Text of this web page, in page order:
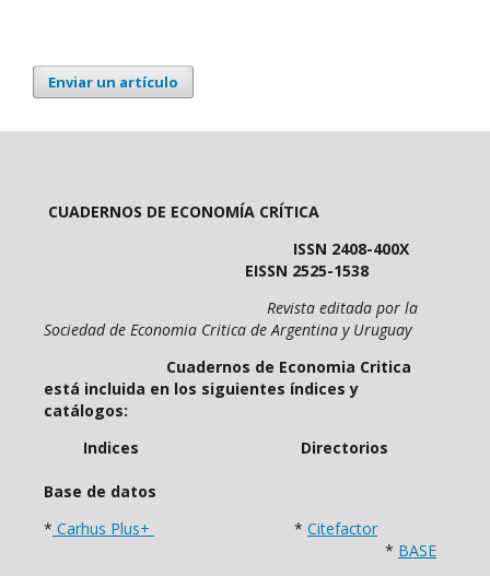
Enviar un artículo
CUADERNOS DE ECONOMÍA CRÍTICA
ISSN 2408-400X
EISSN 2525-1538
Revista editada por la
Sociedad de Economia Critica de Argentina y Uruguay
Cuadernos de Economia Critica
está incluida en los siguientes índices y
catálogos:
Indices Directorios
Base de datos
* Carhus Plus+ * Citefactor
* BASE